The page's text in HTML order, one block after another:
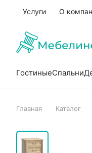
Услуги О
ГостиныеСпальни
Главная Каталог